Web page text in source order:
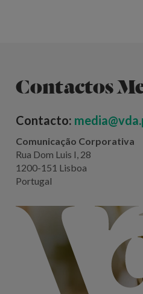
Contactos
Contacto:
Comunicação Corporativa
Rua Dom Luis I, 28
1200-151 Lisboa
Portugal